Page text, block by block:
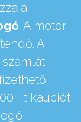
a
. A motor
A
Ft kauciót